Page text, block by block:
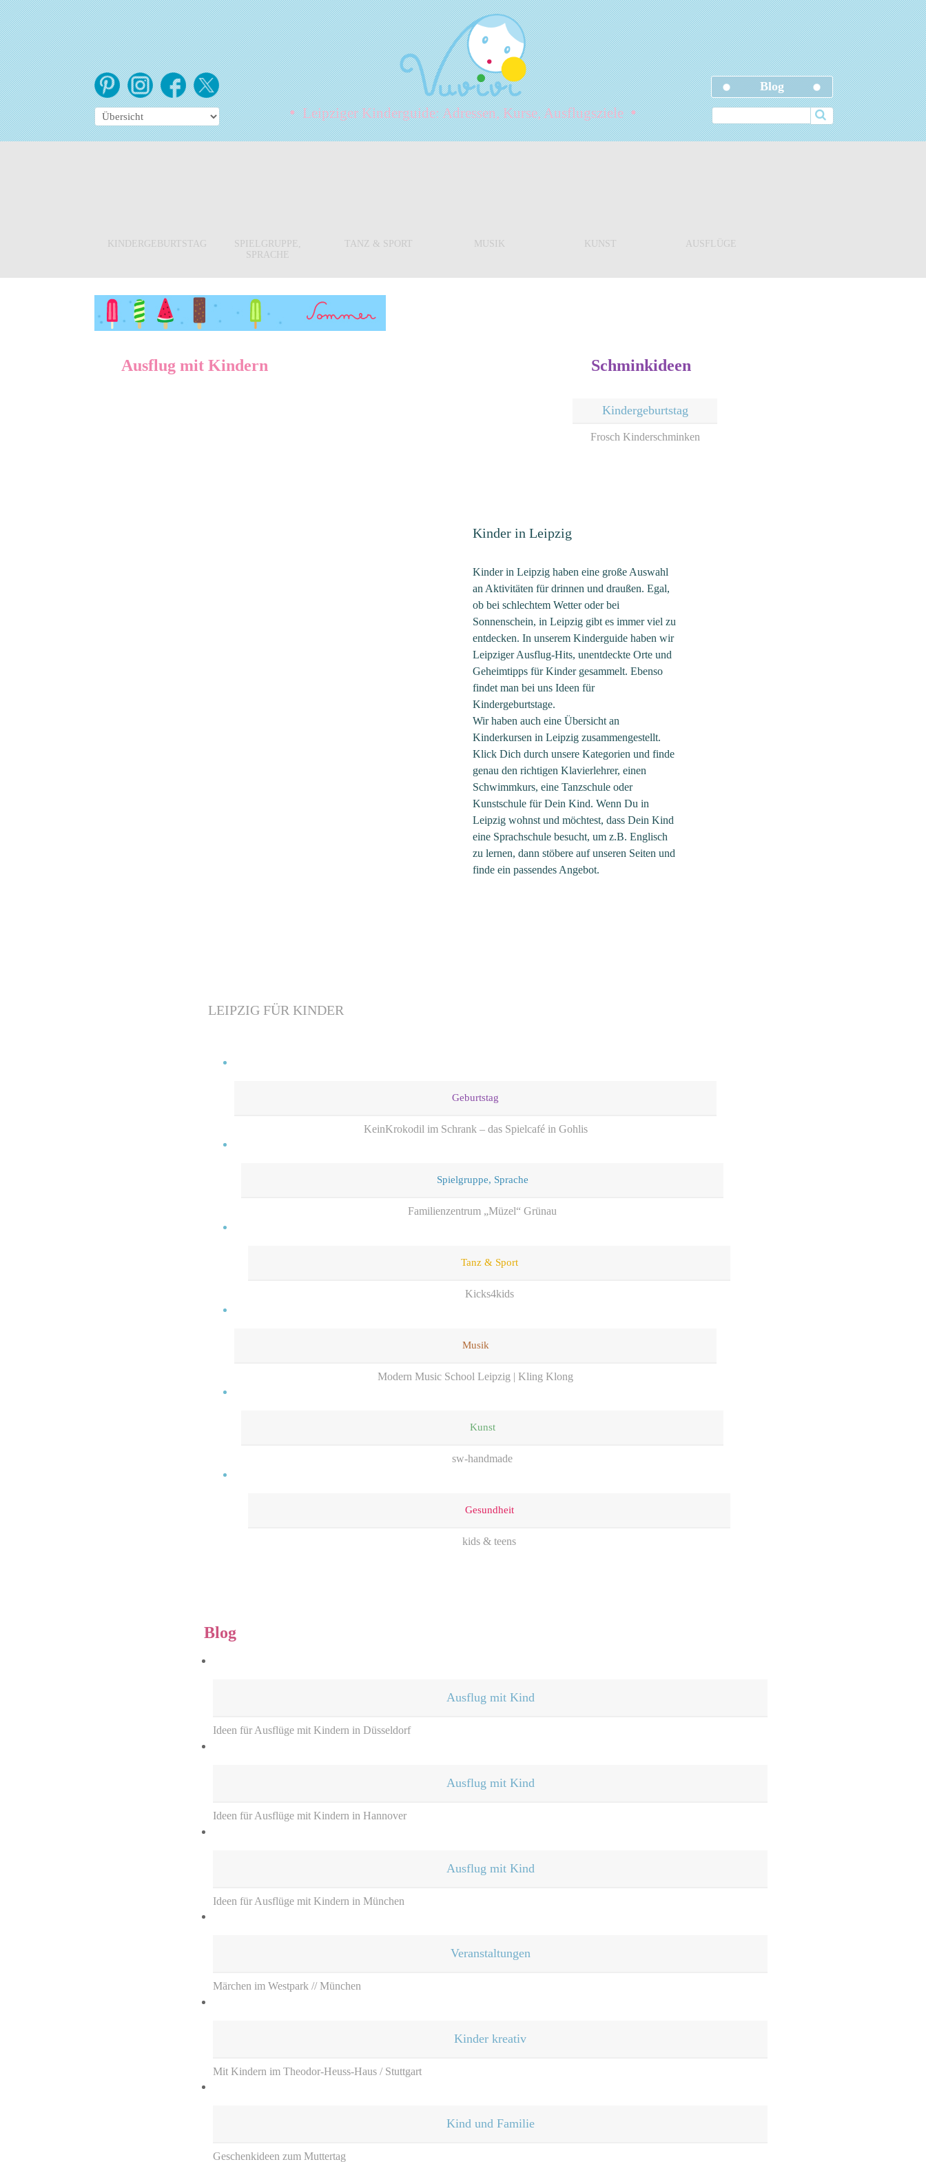
Blog
•Leipziger Kinderguide: Adressen, Kurse, Ausflugsziele•
KINDERGEBURTSTAG
SPIELGRUPPE,
SPRACHE
TANZ & SPORT MUSIK KUNST AUSFLÜGE
Ausflug mit Kindern Schminkideen
Kindergeburtstag
Frosch Kinderschminken
Kinder in Leipzig
Kinder in Leipzig haben eine große Auswahl
an Aktivitäten für drinnen und draußen. Egal,
ob bei schlechtem Wetter oder bei
Sonnenschein, in Leipzig gibt es immer viel zu
entdecken. In unserem Kinderguide haben wir
Leipziger Ausflug-Hits, unentdeckte Orte und
Geheimtipps für Kinder gesammelt. Ebenso
findet man bei uns Ideen für
Kindergeburtstage.
Wir haben auch eine Übersicht an
Kinderkursen in Leipzig zusammengestellt.
Klick Dich durch unsere Kategorien und finde
genau den richtigen Klavierlehrer, einen
Schwimmkurs, eine Tanzschule oder
Kunstschule für Dein Kind. Wenn Du in
Leipzig wohnst und möchtest, dass Dein Kind
eine Sprachschule besucht, um z.B. Englisch
zu lernen, dann stöbere auf unseren Seiten und
finde ein passendes Angebot.
LEIPZIG FÜR KINDER
Geburtstag
KeinKrokodil im Schrank – das Spielcafé in Gohlis
Spielgruppe, Sprache
Familienzentrum „Müzel“ Grünau
Tanz & Sport
Kicks4kids
Musik
Modern Music School Leipzig | Kling Klong
Kunst
sw-handmade
Gesundheit
kids & teens
Blog
Ausflug mit Kind
Ideen für Ausflüge mit Kindern in Düsseldorf
Ausflug mit Kind
Ideen für Ausflüge mit Kindern in Hannover
Ausflug mit Kind
Ideen für Ausflüge mit Kindern in München
Veranstaltungen
Märchen im Westpark // München
Kinder kreativ
Mit Kindern im Theodor-Heuss-Haus / Stuttgart
Kind und Familie
Geschenkideen zum Muttertag